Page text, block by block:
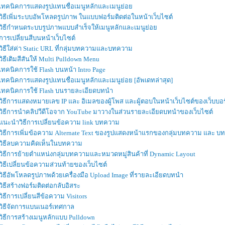
ทคนิคการแสดงรูปแทนชื่อเมนูหลักและเมนูย่อย
ธีเพิ่มระบบอัพโหลดรูปภาพ ในแบบฟอร์มติดต่อในหน้าเว็บไซต์
ธีกำหนดระบบรูปภาพแบบสำเร็จให้เมนูหลักและเมนูย่อย
ารเปลี่ยนสีบนหน้าเว็บไซต์
ธีใส่ค่า Static URL ที่กลุ่มบทความและบทความ
ธีเติมสีสันให้ Multi Pulldown Menu
ทคนิคการใช้ Flash บนหน้า Intro Page
ทคนิคการแสดงรูปแทนชื่อเมนูหลักและเมนูย่อย [อัพเดทล่าสุด]
ทคนิคการใช้ Flash บนรายละเอียดบทนำ
ธีการแสดงหมายเลข IP และ อิเมลของผู้โพส และผู้ตอบในหน้าเว็บไซต์ของเว็บบอ
ธีการนำคลิปวีดีโอจาก YouTube มาวางในส่วนรายละเอียดบทนำของเว็บไซต์
นะนำวิธีการเปลี่ยนข้อความ link บทความ
ธีการเพิ่มข้อความ Alternate Text ของรูปแสดงหน้าแรกของกลุ่มบทความ และ บ
ธีลบความคิดเห็นในบทความ
ธีการย้ายตำแหน่งกลุ่มบทความและหมวดหมู่สินค้าที่ Dynamic Layout
ธีเปลี่ยนข้อความส่วนท้ายของเว็บไซต์
ธีอัพโหลดรูปภาพด้วยเครื่องมือ Upload Image ที่รายละเอียดบทนำ
ธีสร้างฟอร์มติดต่อกลับอิสระ
ธีการเปลี่ยนสีข้อความ Visitors
ธีจัดการแบนเนอร์เทศกาล
ธีการสร้างเมนูหลักแบบ Pulldown